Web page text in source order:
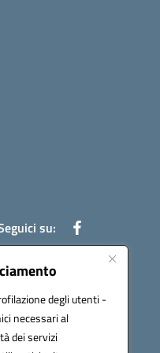
degli utenti -
necessari al
dei servizi
su: